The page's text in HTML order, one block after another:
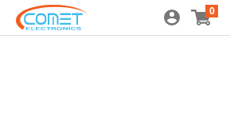
0